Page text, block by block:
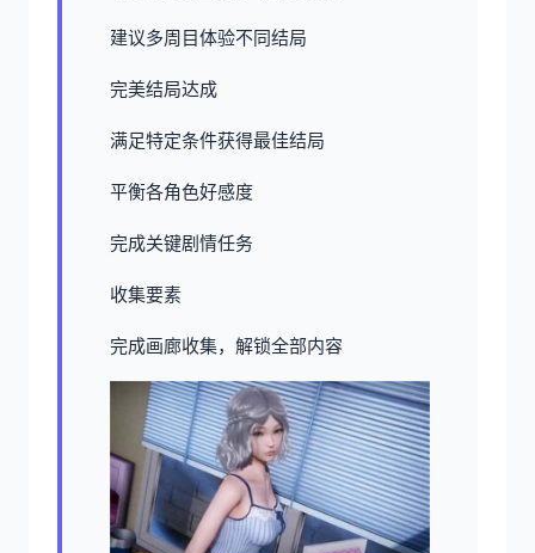
建议多周目体验不同结局
完美结局达成
满足特定条件获得最佳结局
平衡各角色好感度
完成关键剧情任务
收集要素
完成画廊收集，解锁全部内容